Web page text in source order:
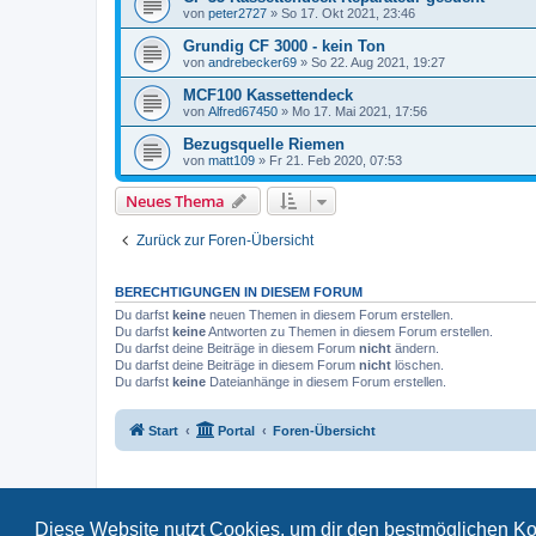
Diese Website nutzt Cookies, um dir den bestmöglichen
von peter2727 » So 17. Okt 2021, 23:46
Grundig CF 3000 - kein Ton
von andrebecker69 » So 22. Aug 2021, 19:27
MCF100 Kassettendeck
von Alfred67450 » Mo 17. Mai 2021, 17:56
Bezugsquelle Riemen
von matt109 » Fr 21. Feb 2020, 07:53
Neues Thema
Zurück zur Foren-Übersicht
BERECHTIGUNGEN IN DIESEM FORUM
Du darfst keine neuen Themen in diesem Forum erstellen.
Du darfst keineAntworten zu Themen in diesem Forum erstellen.
Du darfst deine Beiträge in diesem Forum nicht ändern.
Du darfst deine Beiträge in diesem Forum nicht löschen.
Du darfst keine Dateianhänge in diesem Forum erstellen.
Start Portal Foren-Übersicht